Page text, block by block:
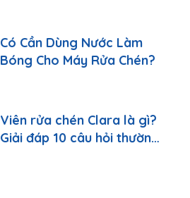
Có Cần Dùng Nước Làm
Bóng Cho Máy Rửa Chén?
Viên rửa chén Clara là gì?
Giải đáp 10 câu hỏi thường